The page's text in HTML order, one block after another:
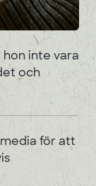
hon inte vara
och
för att